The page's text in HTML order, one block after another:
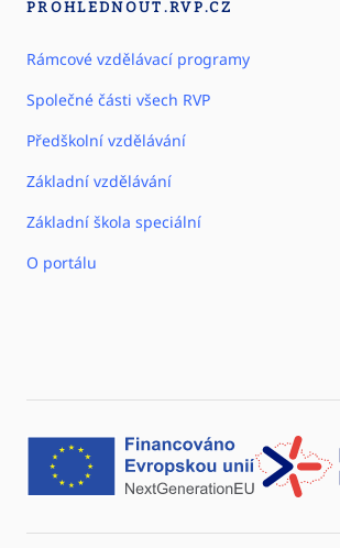
PROHLEDNOUT.RVP.CZ
Rámcové vzdělávací programy
Společné části všech RVP
Předškolní vzdělávání
Základní vzdělávání
Základní škola speciální
O portálu